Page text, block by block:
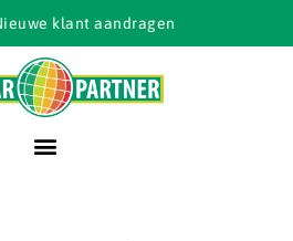
klant aandragen